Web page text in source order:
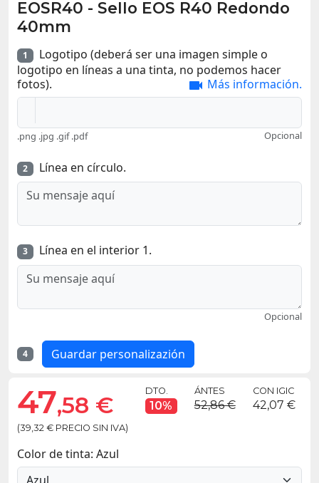
EOSR40 - Sello EOS R40 Redondo
40mm
1
Logotipo (deberá ser una imagen simple o
logotipo en líneas a una tinta, no podemos hacer
fotos).
 Más información.
.png .jpg .gif .pdf Opcional
2 Línea en círculo.
3 Línea en el interior 1.
Opcional
4 Guardar personalizazión
47,58 €
(39,32 € PRECIO SIN IVA)
DTO.
10%
ÁNTES
52,86 €
CON IGIC
42,07 €
Color de tinta: Azul